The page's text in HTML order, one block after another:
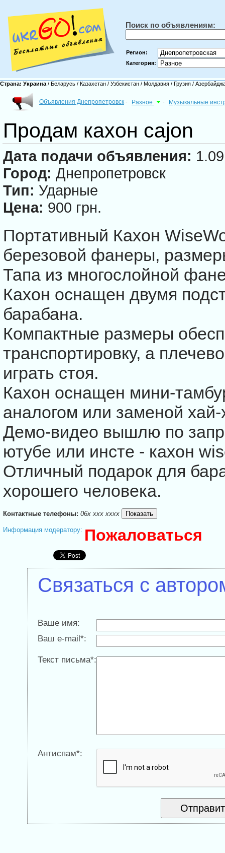
Поиск по объявлениям:
Регион:
Категория:
Страна: Украина / Беларусь / Казахстан / Узбекистан / Молдавия / Грузия /
Объявления Днепропетровск - Разное - Музыкальные
Продам кахон cajon
Дата подачи объявления:
Город: Днепропетровск
Тип: Ударные
Цена: 900 грн.
Портативный Кахон
березовой фанеры,
Тапа из многослойной
Кахон оснащен двумя
барабана.
Компактные размеры
транспортировку, а
играть стоя.
Кахон оснащен мини-
аналогом или заменой хай-
Демо-видео вышлю по
ютубе или инсте - кахон
Отличный подарок для
хорошего человека.
Контактные телефоны: 06x xxx xxxx
Информация модератору: Пожаловаться
Связаться с
Ваше имя:
Ваш e-mail*:
Текст письма*:
Антиспам*: